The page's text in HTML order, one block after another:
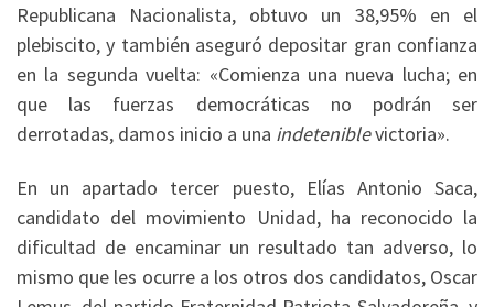
Republicana Nacionalista, obtuvo un 38,95% en el
plebiscito, y también aseguró depositar gran confianza
en la segunda vuelta: «Comienza una nueva lucha; en
que las fuerzas democráticas no podrán ser
derrotadas, damos inicio a una indeteniblevictoria».
En un apartado tercer puesto, Elías Antonio Saca,
candidato del movimiento Unidad, ha reconocido la
dificultad de encaminar un resultado tan adverso, lo
mismo que les ocurre a los otros dos candidatos, Oscar